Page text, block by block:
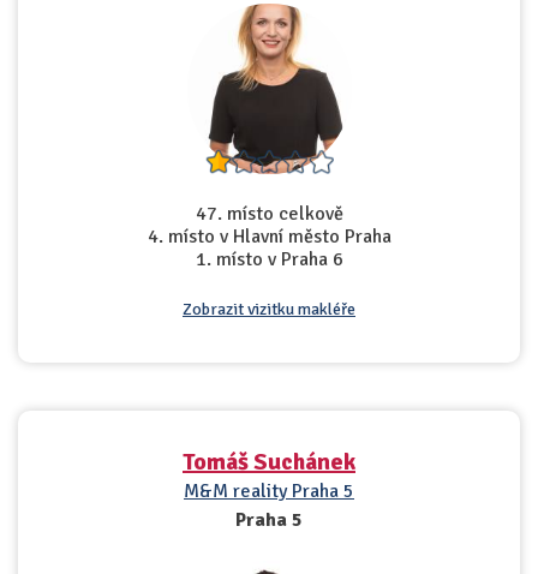
47. místo celkově
4. místo v Hlavní město Praha
1. místo v Praha 6
Zobrazit vizitku makléře
Tomáš Suchánek
M&M reality Praha 5
Praha 5